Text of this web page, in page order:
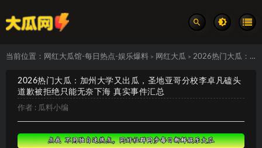
当前位置： 网红大瓜馆-每日热点-娱乐爆料 > 网红大瓜 > 2026热门大瓜：加州大学又出瓜，圣地亚哥分校李卓凡磕头道歉被拒绝只能无奈下海 真实事件汇总
2026热门大瓜：加州大学又出瓜，圣地亚哥分校李卓凡磕头
道歉被拒绝只能无奈下海 真实事件汇总
作者 : 瓜料小编